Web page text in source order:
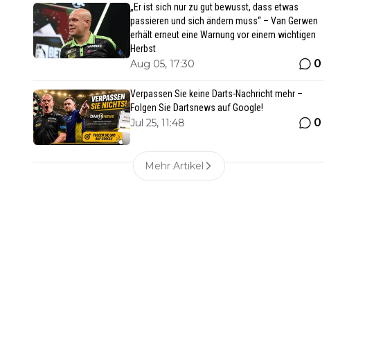
„Er ist sich nur zu gut bewusst, dass etwas
passieren und sich ändern muss“ – Van Gerwen
erhält erneut eine Warnung vor einem wichtigen
Herbst
Aug 05, 17:30 0
Verpassen Sie keine Darts-Nachricht mehr –
Folgen Sie Dartsnews auf Google!
Jul 25, 11:48 0
Mehr Artikel